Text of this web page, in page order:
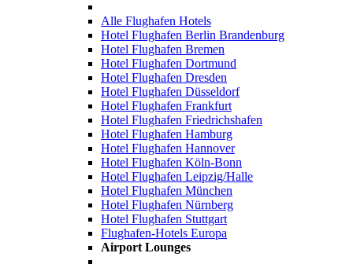
Alle Flughafen Hotels
Hotel Flughafen Berlin Brandenburg
Hotel Flughafen Bremen
Hotel Flughafen Dortmund
Hotel Flughafen Dresden
Hotel Flughafen Düsseldorf
Hotel Flughafen Frankfurt
Hotel Flughafen Friedrichshafen
Hotel Flughafen Hamburg
Hotel Flughafen Hannover
Hotel Flughafen Köln-Bonn
Hotel Flughafen Leipzig/Halle
Hotel Flughafen München
Hotel Flughafen Nürnberg
Hotel Flughafen Stuttgart
Flughafen-Hotels Europa
Airport Lounges